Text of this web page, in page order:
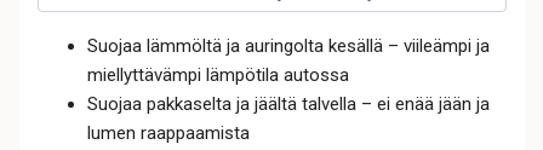
Suojaa lämmöltä ja auringolta kesällä – viileämpi ja
miellyttävämpi lämpötila autossa
Suojaa pakkaselta ja jäältä talvella – ei enää jään ja
lumen raappaamista